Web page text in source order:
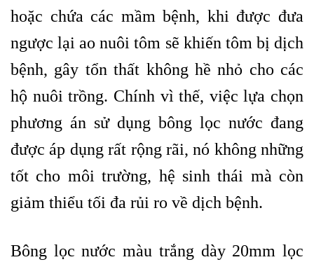
hoặc chứa các mầm bệnh, khi được đưa
ngược lại ao nuôi tôm sẽ khiến tôm bị dịch
bệnh, gây tổn thất không hề nhỏ cho các
hộ nuôi trồng. Chính vì thế, việc lựa chọn
phương án sử dụng bông lọc nước đang
được áp dụng rất rộng rãi, nó không những
tốt cho môi trường, hệ sinh thái mà còn
giảm thiểu tối đa rủi ro về dịch bệnh.
Bông lọc nước màu trắng dày 20mm lọc